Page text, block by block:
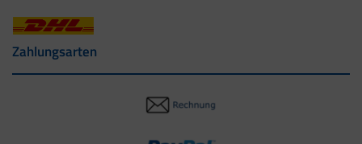
Zahlungsarten